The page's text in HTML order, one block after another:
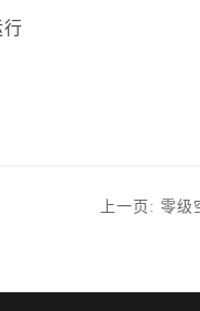
行
上一页: 零级